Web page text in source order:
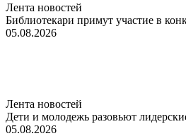
Лента новостей
Библиотекари примут участие в
05.08.2026
Лента новостей
Дети и молодежь разовьют
05.08.2026